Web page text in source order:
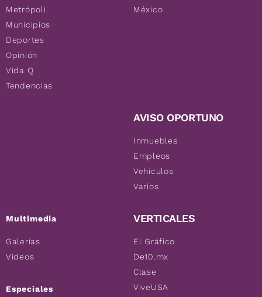
Metrópoli
Municipios
Deportes
Opinión
Vida Q
Tendencias
Multimedia
Galerías
Videos
Especiales
México
AVISO OPORTUNO
Inmuebles
Empleos
Vehículos
Varios
VERTICALES
El Gráfico
De10.mx
Clase
ViveUSA